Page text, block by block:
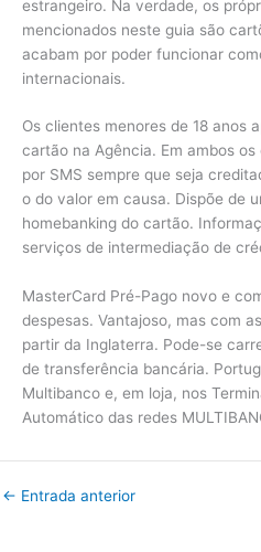
estrangeiro. Na verdade, os
mencionados neste guia são
acabam por poder funcionar
internacionais.
Os clientes menores de 18 anos
cartão na Agência. Em ambos
por SMS sempre que seja
o do valor em causa. Dispõe de
homebanking do cartão.
serviços de intermediação de
MasterCard Pré-Pago novo e
despesas. Vantajoso, mas com
partir da Inglaterra. Pode-se
de transferência bancária.
Multibanco e, em loja, nos
Automático das redes
← Entrada anterior